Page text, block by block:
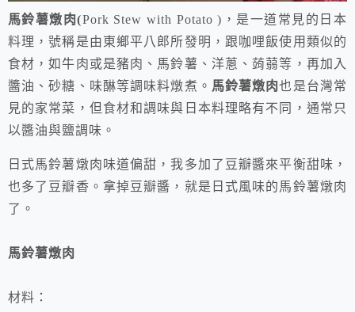
馬鈴薯燉肉(Pork Stew with Potato )，是一道常見的日本
料理，號稱是由東鄉平八郎所發明，跟咖哩飯使用類似的
食材，如牛肉或是豬肉、馬鈴薯、洋蔥、蒟蒻等，再加入
醬油、砂糖、味醂等調味料燉煮。 馬鈴薯燉肉也是台灣常
見的家常菜，但食材和調味與日本料理略有不同，通常只
以醬油與鹽調味。
日式馬鈴薯燉肉味道偏甜，我多加了豆瓣醬來平衡甜味，
也多了豆瓣香。拿掉豆瓣醬 ，就是日式風味的 馬鈴薯燉肉
了。
馬鈴薯燉肉
材料：